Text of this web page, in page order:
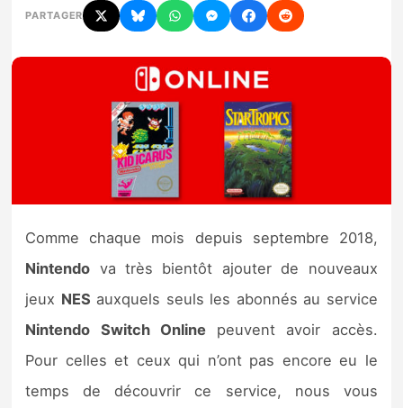
Mises à jour
Chiffres de ventes
Rumeurs
Nintendo Direct
Tests et previews
Tests de jeux
Tests d’accessoires
Autres tests
Previews
PARTAGER
Comme chaque mois depuis septembre 2018,
Nintendo va très bientôt ajouter de nouveaux
jeux NES auxquels seuls les abonnés au service
Nintendo Switch Onlinepeuvent avoir accès.
Pour celles et ceux qui n’ont pas encore eu le
temps de découvrir ce service, nous vous